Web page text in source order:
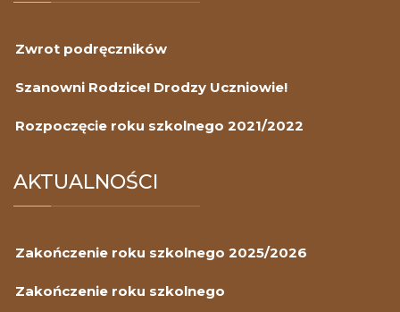
Zwrot podręczników
Szanowni Rodzice! Drodzy Uczniowie!
Rozpoczęcie roku szkolnego 2021/2022
AKTUALNOŚCI
Zakończenie roku szkolnego 2025/2026
Zakończenie roku szkolnego